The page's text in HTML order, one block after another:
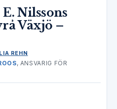
Nilssons
Växjö –
REHN
, ANSVARIG FÖR